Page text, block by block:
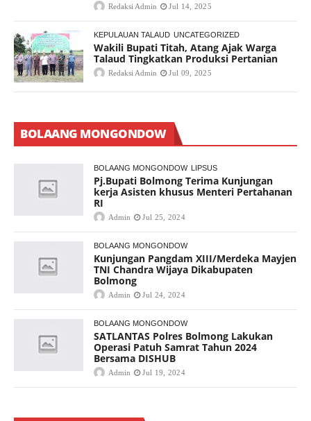
Redaksi Admin Jul 14, 2025
KEPULAUAN TALAUD UNCATEGORIZED
Wakili Bupati Titah, Atang Ajak Warga
Talaud Tingkatkan Produksi Pertanian
Redaksi Admin Jul 09, 2025
BOLAANG MONGONDOW
BOLAANG MONGONDOW LIPSUS
Pj.Bupati Bolmong Terima Kunjungan
kerja Asisten khusus Menteri Pertahanan
RI
Admin Jul 25, 2024
BOLAANG MONGONDOW
Kunjungan Pangdam XIII/Merdeka Mayjen
TNI Chandra Wijaya Dikabupaten
Bolmong
Admin Jul 24, 2024
BOLAANG MONGONDOW
SATLANTAS Polres Bolmong Lakukan
Operasi Patuh Samrat Tahun 2024
Bersama DISHUB
Admin Jul 19, 2024